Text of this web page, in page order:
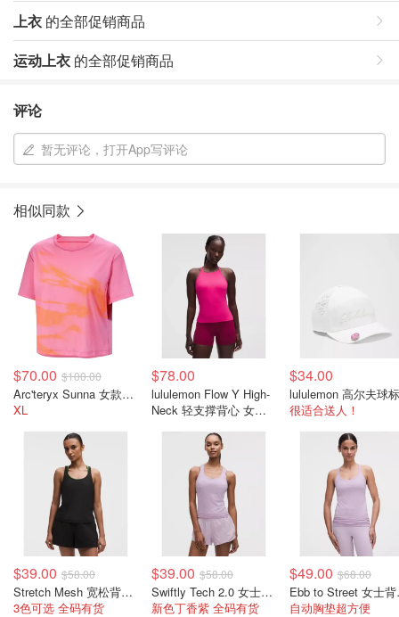
上衣 的全部促销商品
运动上衣 的全部促销商品
评论
暂无评论，打开App写评论
相似同款
$70.00 $100.00
Arc'teryx Sunna 女款短款上衣
XL
$78.00
lululemon Flow Y High-
Neck 轻支撑背心 女士
$34.00
很适合送人！
$39.00 $58.00
Stretch Mesh 宽松背心 女士
3色可选 全码有货
$39.00 $58.00
Swiftly Tech 2.0 女士背心
新色丁香紫 全码有货
$49.00 $68.00
自动胸垫超方便